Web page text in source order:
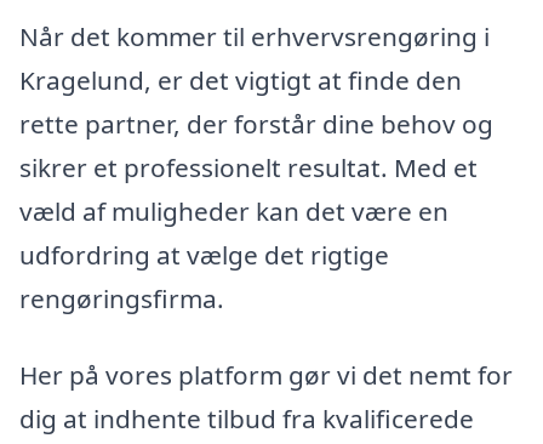
Når det kommer til erhvervsrengøring i
Kragelund, er det vigtigt at finde den
rette partner, der forstår dine behov og
sikrer et professionelt resultat. Med et
væld af muligheder kan det være en
udfordring at vælge det rigtige
rengøringsfirma.
Her på vores platform gør vi det nemt for
dig at indhente tilbud fra kvalificerede